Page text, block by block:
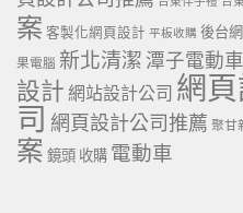
案 客製化網頁設計 平板收購 後台
果電腦 新北清潔 潭子電動車
設計 網站設計公司 網
司 網頁設計公司推薦 聚甘
案 鏡頭 收購 電動車